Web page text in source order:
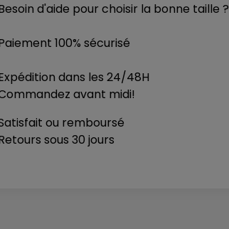
d'aide pour choisir la bonne taille ?
100% sécurisé
dans les 24/48H
avant midi!
ou remboursé
sous 30 jours